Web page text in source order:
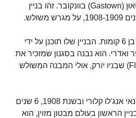
Europe) שבשכונת גַּסְטָאוּן (Gastown) בוונקובר. זהו בניין
המלון השטוח והדק הוא בן 6 קומות. הבניין שלו תוכנן על ידי
הוא נבנה בסגנון שמזכיר את
בניין הפְלֶטְאָיירוֹן (Flatiron) שבניו יורק, אולי המבנה המשולש
הבניין הוזמן על ידי המלונאי אנג'לו קלורי ובשנת 1908, 6 שנים
הראשון בעולם מבטון מזוין, הוא